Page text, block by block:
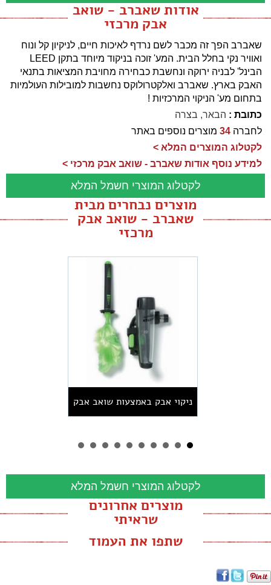
אודות שאברב - שואב
אבק מרכזי
שאברב הפך זה מכבר לשם נרדף לאיכות חיים, לניקיון קל ונוח
ואוויר נקי בחלל הבית. המע' זוכה בניקוד מיוחד בתקן LEED
הבינל' לבניה ירוקה ונחשבת כבחירה מחויבת המציאות בתנאי
האבק בארץ. שאברב ואלקטרולוקס נחשבות למובילות העולמיות
בתחום מע' הניקוי המרכזיות !
כתובת : הבאר, בצרה
לחברה 34 מוצרים נוספים באתר
לקטלוג המוצרים המלא >
למידע נוסף אודות שאברב - שואב אבק מרכזי >
לקטלוג המוצרי חשמל המלא
מוצרים נבחרים מבית
שאברב - שואב אבק
מרכזי
ניקוי אבק באמצעות שואב אבק
לקטלוג המוצרי חשמל המלא
מוצרים אחרונים
שראיתי
שתפו את העמוד